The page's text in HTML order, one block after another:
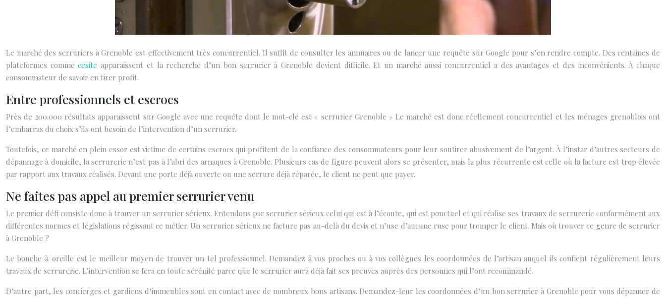
Le marché des serruriers à Grenoble est effectivement très concurrentiel. Il suffit de consulter les annuaires ou de lancer une requête sur Google pour s’en rendre compte. Des centaines de
plateformes commecesite apparaissent et la recherche d’un bon serrurier à Grenoble devient difficile. Et un marché aussi concurrentiel a des avantages et des inconvénients. À chaque
consommateur de savoir en tirer profit.
Entre professionnels et escrocs
Près de 200.000 résultats apparaissent sur Google avec une requête dont le mot-clé est « serrurier Grenoble » Le marché est donc réellement concurrentiel et les ménages grenoblois ont
l’embarras du choix s’ils ont besoin de l’intervention d’un serrurier.
Toutefois, ce marché en plein essor est victime de certains escrocs qui profitent de la confiance des consommateurs pour leur soutirer abusivement de l’argent. À l’instar d’autres secteurs de
dépannage à domicile, la serrurerie n’est pas à l’abri des arnaques à Grenoble. Plusieurs cas de figure peuvent alors se présenter, mais la plus récurrente est celle où la facture est trop élevée
par rapport aux travaux réalisés. Devant une porte déjà ouverte ou une serrure déjà réparée, le client ne peut que payer.
Ne faites pas appel au premier serrurier venu
Le premier défi consiste donc à trouver un serrurier sérieux. Entendons par serrurier sérieux celui qui est à l’écoute, qui est ponctuel et qui réalise ses travaux de serrurerie conformément aux
différentes normes et législations régissant ce métier. Un serrurier sérieux ne facture pas au-delà du devis et n’use d’aucune ruse pour tromper le client. Mais où trouver ce genre de serrurier
à Grenoble ?
Le bouche-à-oreille est le meilleur moyen de trouver un tel professionnel. Demandez à vos proches ou à vos collègues les coordonnées de l’artisan auquel ils confient régulièrement leurs
travaux de serrurerie. L’intervention se fera en toute sérénité parce que le serrurier aura déjà fait ses preuves auprès des personnes qui l’ont recommandé.
D’autre part, les concierges et gardiens d’immeubles sont en contact avec de nombreux bons artisans. Demandez-leur les coordonnées d’un bon serrurier à Grenoble pour vous dépanner de